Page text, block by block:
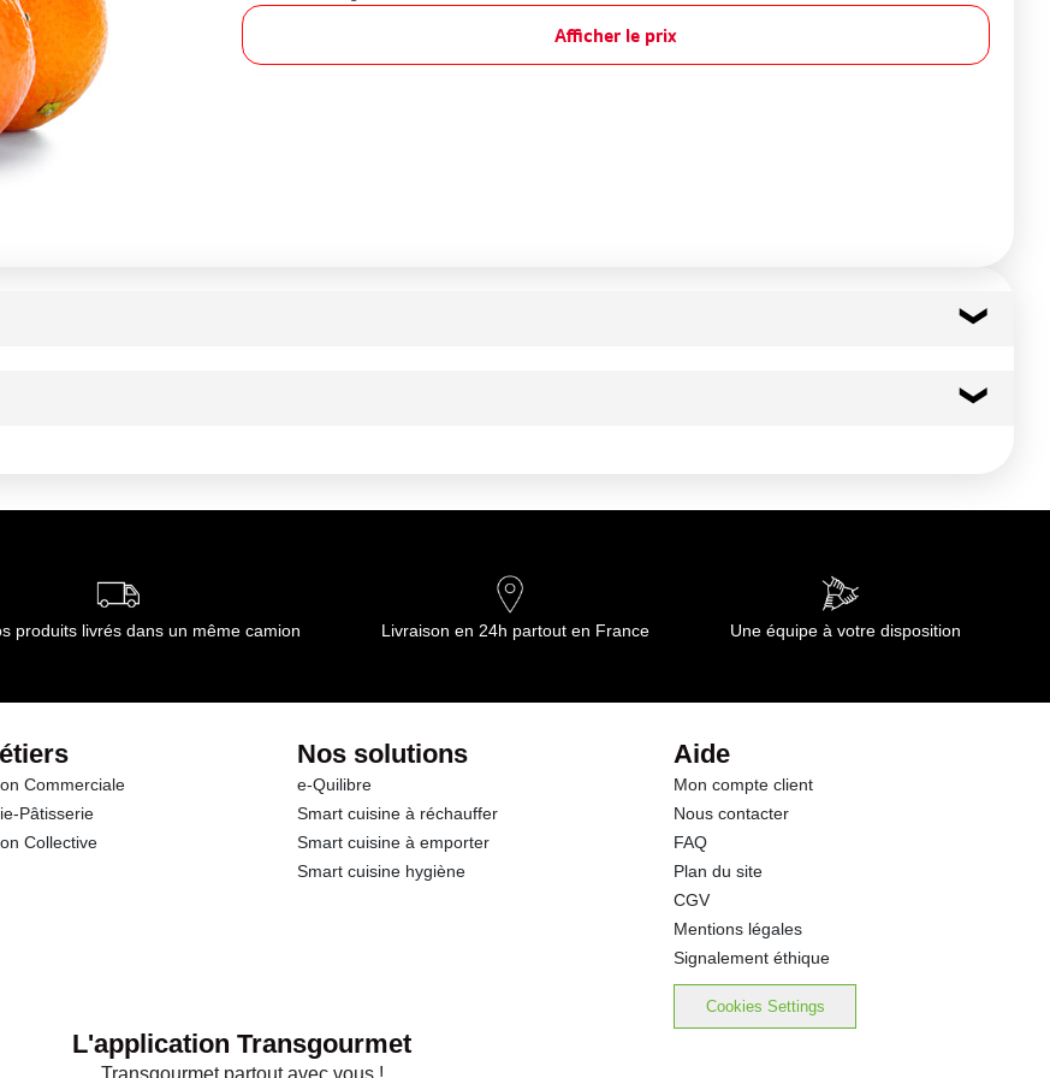
Afficher le prix
345 kj
0.06 g
produits livrés dans un même camion Livraison en 24h partout en France Une équipe à votre disposition
Commerciale
Pâtisserie
Collective
Nos solutions
e-Quilibre
Smart cuisine à réchauffer
Smart cuisine à emporter
Smart cuisine hygiène
Aide
Mon compte client
Nous contacter
FAQ
Plan du site
CGV
Mentions légales
Signalement éthique
Cookies Settings
L'application Transgourmet